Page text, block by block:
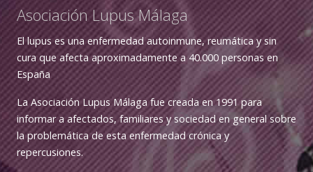
Asociación Lupus Málaga
El lupus es una enfermedad autoinmune, reumática y sin
cura que afecta aproximadamente a 40.000 personas en
España
La Asociación Lupus Málaga fue creada en 1991 para
informar a afectados, familiares y sociedad en general sobre
la problemática de esta enfermedad crónica y
repercusiones.